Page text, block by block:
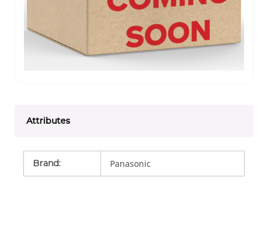
Attributes
Brand: Panasonic